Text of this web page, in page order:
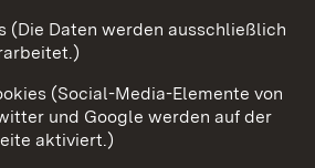
Barrierefreiheit
Cookies
(Die Daten werden ausschließlich
(Social-Media-Elemente von
und Google werden auf der
aktiviert.)